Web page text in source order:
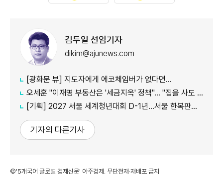
김두일 선임기자
dikim@ajunews.com
[광화문 뷰] 지도자에게 에코체임버가 없다면…
오세훈 "이재명 부동산은 '세금지옥' 정책"… "집을 사도 팔아도 세금만 늘어"
[기획] 2027 서울 세계청년대회 D-1년…서울 한복판에서 만나는 '가톨릭 문화의 모든 것'
기자의 다른기사
©'5개국어 글로벌 경제신문' 아주경제. 무단전재·재배포 금지